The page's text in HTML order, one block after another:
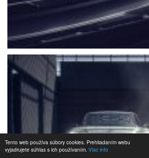
Tento web používa súbory cookies. Prehliadaním webu
vyjadrujete súhlas s ich používaním. Viac info